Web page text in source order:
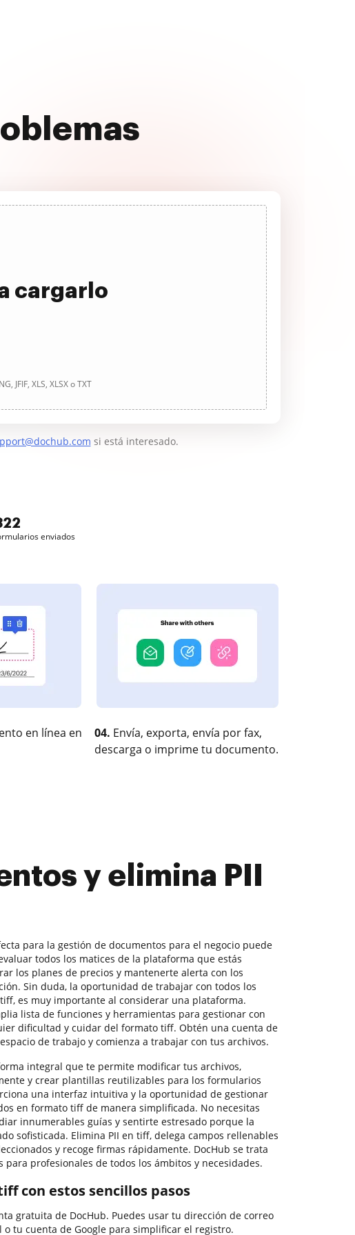
cargarlo
JFIF, XLS, XLSX o TXT
si está interesado.
enviados
en línea en
04. Envía, exporta, envía por fax,
descarga o imprime tu documento.
y elimina PII
para la gestión de documentos para el negocio puede
todos los matices de la plataforma que estás
los planes de precios y mantenerte alerta con los
Sin duda, la oportunidad de trabajar con todos los
es muy importante al considerar una plataforma.
lista de funciones y herramientas para gestionar con
dificultad y cuidar del formato tiff. Obtén una cuenta de
de trabajo y comienza a trabajar con tus archivos.
integral que te permite modificar tus archivos,
y crear plantillas reutilizables para los formularios
una interfaz intuitiva y la oportunidad de gestionar
en formato tiff de manera simplificada. No necesitas
innumerables guías y sentirte estresado porque la
sofisticada. Elimina PII en tiff, delega campos rellenables
y recoge firmas rápidamente. DocHub se trata
para profesionales de todos los ámbitos y necesidades.
con estos sencillos pasos
gratuita de DocHub. Puedes usar tu dirección de correo
o tu cuenta de Google para simplificar el registro.